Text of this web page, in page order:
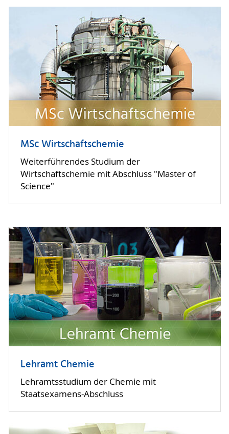
MSc Wirtschaftschemie
Weiterführendes Studium der
Wirtschaftschemie mit Abschluss "Master of
Science"
Lehramt Chemie
Lehramtsstudium der Chemie mit
Staatsexamens-Abschluss